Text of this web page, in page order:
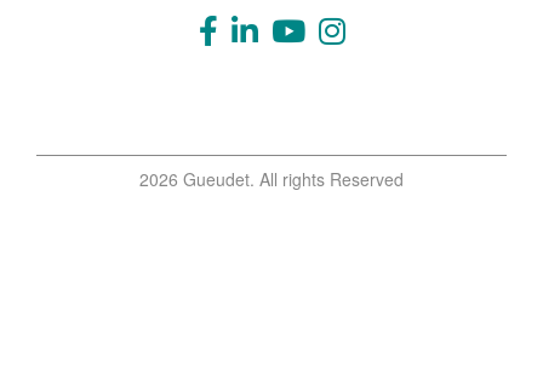
2026 Gueudet. All rights Reserved